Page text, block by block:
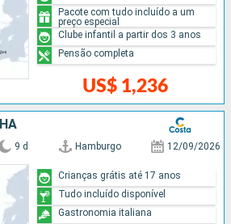
US$ 1,236
Pacote com tudo incluído a um
preço especial
Clube infantil a partir dos 3 anos
Pensão completa
9 d Hamburgo 12/09/2026
Crianças grátis até 17 anos
Tudo incluído disponível
Gastronomia italiana